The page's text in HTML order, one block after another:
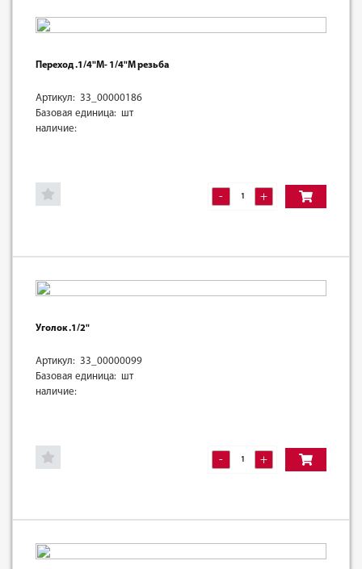
Переход .1/4"M- 1/4"M резьба
Артикул: 33_00000186
Базовая единица: шт
наличие:
- +
Уголок .1/2"
Артикул: 33_00000099
Базовая единица: шт
наличие:
- +